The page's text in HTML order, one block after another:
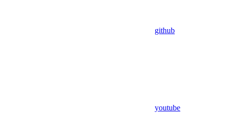
github
youtube